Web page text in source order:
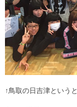
↑鳥取の日吉津という